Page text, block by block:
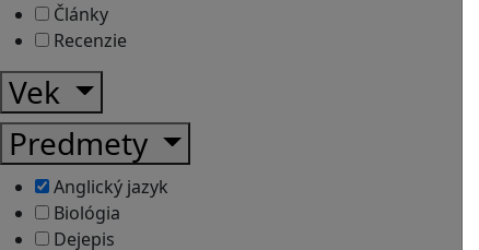
Články
Recenzie
Vek
Predmety
Anglický jazyk
Biológia
Dejepis